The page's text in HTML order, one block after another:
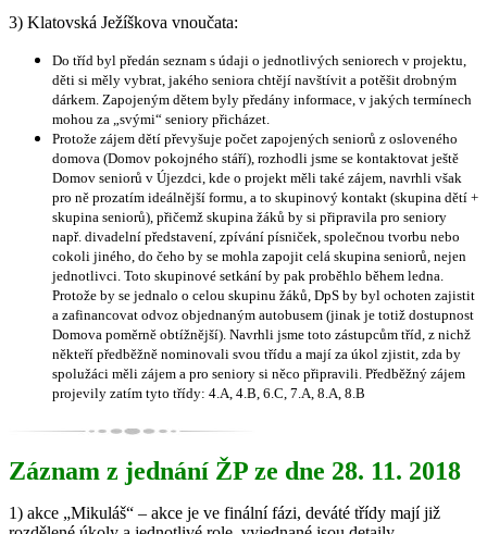
3) Klatovská Ježíškova vnoučata:
Do tříd byl předán seznam s údaji o jednotlivých seniorech v projektu,
děti si měly vybrat, jakého seniora chtějí navštívit a potěšit drobným
dárkem. Zapojeným dětem byly předány informace, v jakých termínech
mohou za „svými“ seniory přicházet.
Protože zájem dětí převyšuje počet zapojených seniorů z osloveného
domova (Domov pokojného stáří), rozhodli jsme se kontaktovat ještě
Domov seniorů v Újezdci, kde o projekt měli také zájem, navrhli však
pro ně prozatím ideálnější formu, a to skupinový kontakt (skupina dětí +
skupina seniorů), přičemž skupina žáků by si připravila pro seniory
např. divadelní představení, zpívání písniček, společnou tvorbu nebo
cokoli jiného, do čeho by se mohla zapojit celá skupina seniorů, nejen
jednotlivci. Toto skupinové setkání by pak proběhlo během ledna.
Protože by se jednalo o celou skupinu žáků, DpS by byl ochoten zajistit
a zafinancovat odvoz objednaným autobusem (jinak je totiž dostupnost
Domova poměrně obtížnější). Navrhli jsme toto zástupcům tříd, z nichž
někteří předběžně nominovali svou třídu a mají za úkol zjistit, zda by
spolužáci měli zájem a pro seniory si něco připravili. Předběžný zájem
projevily zatím tyto třídy: 4.A, 4.B, 6.C, 7.A, 8.A, 8.B
Záznam z jednání ŽP ze dne 28. 11. 2018
1) akce „Mikuláš“ – akce je ve finální fázi, deváté třídy mají již